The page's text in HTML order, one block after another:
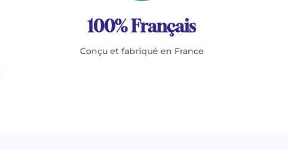
100% Français
Conçu et fabriqué en France